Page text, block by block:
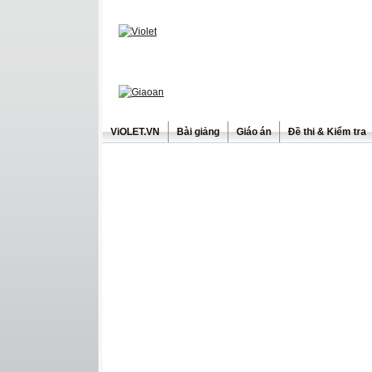
ViOLET.VN Bài giảng Giáo án Đề thi & Kiểm tra